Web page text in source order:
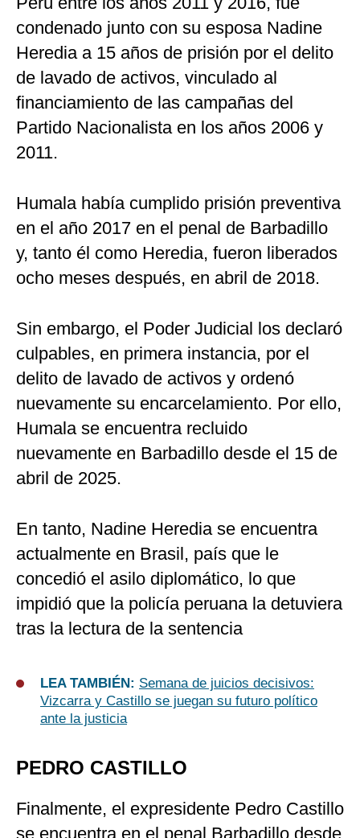
condenado junto con su esposa Nadine
Heredia a 15 años de prisión por el delito
de lavado de activos, vinculado al
financiamiento de las campañas del
Partido Nacionalista en los años 2006 y
2011.
Humala había cumplido prisión preventiva
en el año 2017 en el penal de Barbadillo
y, tanto él como Heredia, fueron liberados
ocho meses después, en abril de 2018.
Sin embargo, el Poder Judicial los declaró
culpables, en primera instancia, por el
delito de lavado de activos y ordenó
nuevamente su encarcelamiento. Por ello,
Humala se encuentra recluido
nuevamente en Barbadillo desde el 15 de
abril de 2025.
En tanto, Nadine Heredia se encuentra
actualmente en Brasil, país que le
concedió el asilo diplomático, lo que
impidió que la policía peruana la detuviera
tras la lectura de la sentencia
LEA TAMBIÉN: Semana de juicios decisivos:
Vizcarra y Castillo se juegan su futuro político
ante la justicia
PEDRO CASTILLO
Finalmente, el expresidente Pedro Castillo
se encuentra en el penal Barbadillo desde